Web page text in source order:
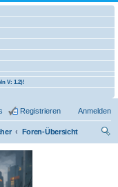
V: 1.2)!
Anmelden
Registrieren
Foren-Übersicht